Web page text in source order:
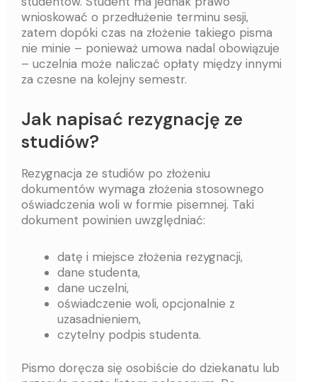
wnioskować o przedłużenie terminu sesji,
zatem dopóki czas na złożenie takiego pisma
nie minie – ponieważ umowa nadal obowiązuje
– uczelnia może naliczać opłaty między innymi
za czesne na kolejny semestr.
Jak napisać rezygnację ze
studiów?
Rezygnacja ze studiów po złożeniu
dokumentów wymaga złożenia stosownego
oświadczenia woli w formie pisemnej. Taki
dokument powinien uwzględniać:
datę i miejsce złożenia rezygnacji,
dane studenta,
dane uczelni,
oświadczenie woli, opcjonalnie z
uzasadnieniem,
czytelny podpis studenta.
Pismo doręcza się osobiście do dziekanatu lub